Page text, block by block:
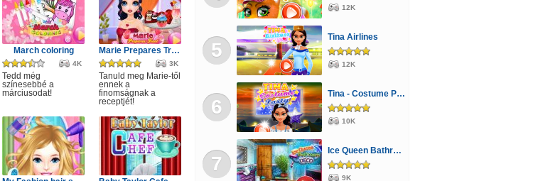
March coloring
4K
Tedd még
színesebbé a
márciusodat!
Marie Prepares Treat
3K
Tanuld meg Marie-től
ennek a
finomságnak a
receptjét!
12K
5
Tina Airlines
12K
6
Tina - Costume Party
10K
7
Ice Queen Bathroom Deco
9K